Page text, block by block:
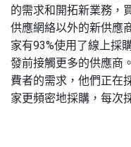
的需求和開拓新業務，
供應網絡以外的新供應
家有93%使用了線上採
發前接觸更多的供應商
費者的需求，他們正在
家更頻密地採購，每次